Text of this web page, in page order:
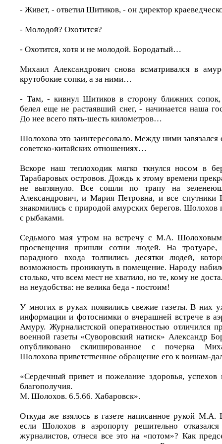
- Живет, - ответил Шитиков, - он директор
- Молодой? Охотится?
- Охотится, хотя и не молодой. Бородатый…
Михаил Александрович снова всматривался в
крутобокие сопки, а за ними…
- Там, - кивнул Шитиков в сторону ближних
белел еще не растаявший снег, - начинается наша
До нее всего пять-шесть километров…
Шолохова это заинтересовало. Между ними
советско-китайских отношениях…
Вскоре наш теплоходик мягко ткнулся носом в
Тарабаровых островов. Дождь к этому времени
не выглянуло. Все сошли по трапу на
Александрович, и Мария Петровна, и все спутники
знакомились с природой амурских берегов. Шолохов
с рыбаками.
Седьмого мая утром на встречу с М.А.
просвещения пришли сотни людей. На
парадного входа толпились десятки людей,
возможность проникнуть в помещение. Народу
столько, что всем мест не хватило, но те, кому не
на неудобства: не велика беда - постоим!
У многих в руках появились свежие газеты. В них
информации и фотоснимки о вчерашней встрече в
Амуру. Журналистской оперативностью отличился
военной газеты «Суворовский натиск» Александр
опубликовано склишированное с почерка
Шолохова приветственное обращение его к воинам-
«Сердечный привет и пожелание здоровья, успехов
благополучия.
М. Шолохов. 6.5.66. Хабаровск».
Откуда же взялось в газете написанное рукой М.А.
если Шолохов в аэропорту решительно
журналистов, отнеся все это на «потом»? Как